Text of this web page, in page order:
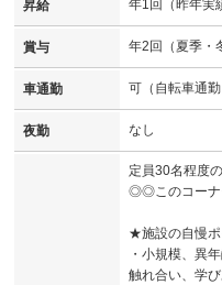
昇給 年1回（昨年実
賞与 年2回（夏季・
車通勤 可（自転車通勤
夜勤 なし
定員30名程度
◎◎このコーナ
★施設の自慢ポ
・小規模、異
触れ合い、学